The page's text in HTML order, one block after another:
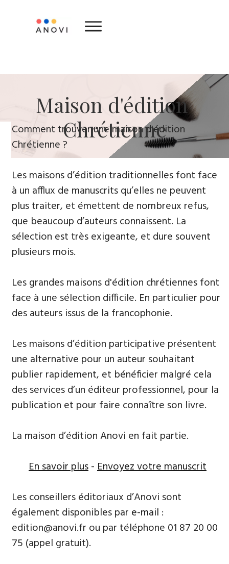
​Maison d'édition ​
Chrétienne
​Comment trouver une maison d'édition
Chrétienne ?
Les maisons d’édition traditionnelles font face
à un afflux de manuscrits qu’elles ne peuvent
plus traiter, et émettent de nombreux refus,
que beaucoup d’auteurs connaissent. La
sélection est très exigeante, et dure souvent
plusieurs mois.
​Les grandes maisons d'édition chrétiennes font
face à une sélection difficile. En particulier pour
des auteurs issus de la francophonie.
Les maisons d’édition participative présentent
une alternative pour un auteur souhaitant
publier rapidement, et bénéficier malgré cela
des services d’un éditeur professionnel, pour la
publication et pour faire connaître son livre.
La maison d’édition Anovi en fait partie.
En savoir plus-Envoyez votre manuscrit
Les conseillers éditoriaux d’Anovi sont
également disponibles par e-mail :
edition@anovi.fr ou par téléphone ​​0​1 87 20 00
75 (appel gratuit).